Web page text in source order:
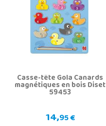
Casse-tête Gola Canards
magnétiques en bois Diset
59453
14,95 €